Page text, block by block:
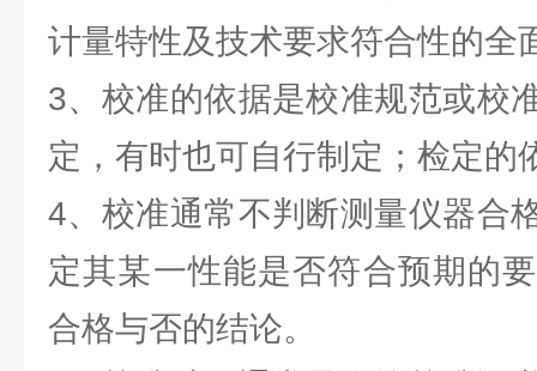
计量特性及技术要求符合性的全
3、校准的依据是校准规范或校
定，有时也可自行制定；检定的
4、校准通常不判断测量仪器合
定其某一性能是否符合预期的
合格与否的结论。